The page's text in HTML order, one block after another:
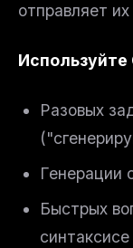
отправляет
Используйте
Разовых
Генерации
Быстрых
синтаксисе